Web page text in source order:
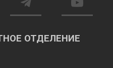
ОТДЕЛЕНИЕ